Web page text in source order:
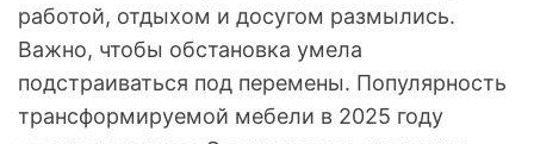
работой, отдыхом и досугом размылись.
Важно, чтобы обстановка умела
подстраиваться под перемены. Популярность
трансформируемой мебели в 2025 году